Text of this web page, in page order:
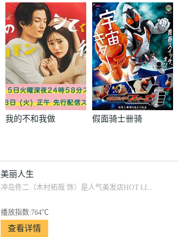
小姐
我的不和我做
假面骑士卌骑
美丽人生
冲岛佟二（木村拓哉 饰）是人气美发店HOT LI...
播放指数:764℃
查看详情